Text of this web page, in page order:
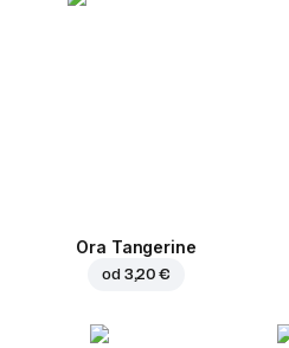
Ora Tangerine
od 3,20 €